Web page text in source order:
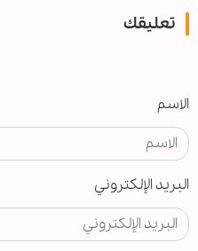
تعليقك
الاسم
البريد الإلكتروني